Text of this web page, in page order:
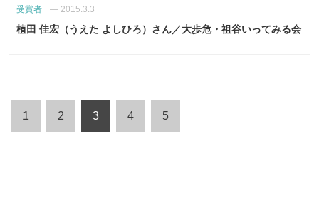
受賞者 — 2015.3.3
植田 佳宏（うえた よしひろ）さん／大歩危・祖谷いってみる会
1 2 3 4 5